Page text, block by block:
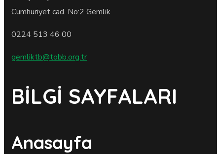
Cumhuriyet cad. No:2 Gemlik
0224 513 46 00
gemliktb@tobb.org.tr
BİLGİ SAYFALARI
Anasayfa